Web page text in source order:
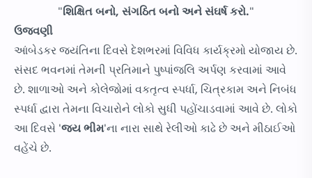
"શિક્ષિત બનો, સંગઠિત બનો અને સંઘર્ષ કરો."
ઉજવણી
આંબેડકર જયંતિના દિવસે દેશભરમાં વિવિધ કાર્યક્રમો યોજાય છે.
સંસદ ભવનમાં તેમની પ્રતિમાને પુષ્પાંજલિ અર્પણ કરવામાં આવે
છે. શાળાઓ અને કોલેજોમાં વકતૃત્વ સ્પર્ધા, ચિત્રકામ અને નિબંધ
સ્પર્ધા દ્વારા તેમના વિચારોને લોકો સુધી પહોંચાડવામાં આવે છે. લોકો
આ દિવસે 'જય ભીમ'ના નારા સાથે રેલીઓ કાઢે છે અને મીઠાઈઓ
વહેંચે છે.